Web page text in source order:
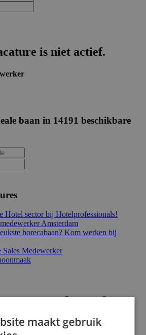
is niet actief.
baan in 14191 beschikbare
Hotel sector bij Hotelprofessionals!
Amsterdam
horecabaan? Kom werken bij
Sales Medewerker
maakt gebruik